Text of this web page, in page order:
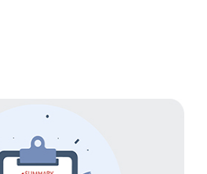
房的优势、特色以及如何有效